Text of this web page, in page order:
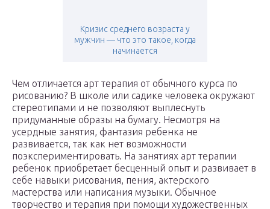
Кризис среднего возраста у
мужчин — что это такое, когда
начинается
Чем отличается арт терапия от обычного курса по
рисованию? В школе или садике человека окружают
стереотипами и не позволяют выплеснуть
придуманные образы на бумагу. Несмотря на
усердные занятия, фантазия ребенка не
развивается, так как нет возможности
поэкспериментировать. На занятиях арт терапии
ребенок приобретает бесценный опыт и развивает в
себе навыки рисования, пения, актерского
мастерства или написания музыки. Обычное
творчество и терапия при помощи художественных